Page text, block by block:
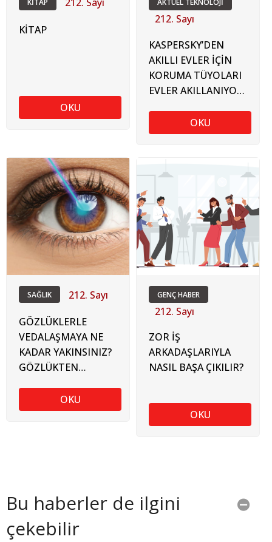
KİTAP 212. Sayı
KİTAP
OKU
AKTÜEL TEKNOLOJİ
212. Sayı
KASPERSKY’DEN
AKILLI EVLER İÇİN
KORUMA TÜYOLARI
EVLER AKILLANIYOR,
ARTIYOR!OKU
SAĞLIK 212. Sayı
GÖZLÜKLERLE
VEDALAŞMAYA NE
KADAR YAKINSINIZ?
GÖZLÜKTEN
GÜNCEL BEŞ
YÖNTEM
OKU
GENÇ HABER
212. Sayı
ZOR İŞ
ARKADAŞLARIYLA
NASIL BAŞA ÇIKILIR?
OKU
Bu haberler de ilgini
çekebilir